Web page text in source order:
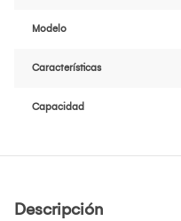
Modelo
Características
Capacidad
Descripción